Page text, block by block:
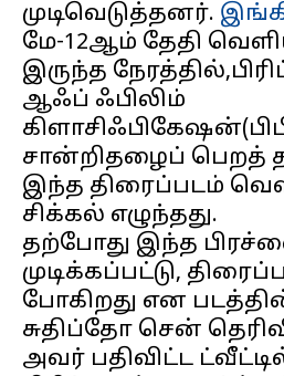
முடிவெடுத்தனர்.
மே-12ஆம் தேதி
இருந்த
ஆஃப் ஃபிலிம்
சான்றிதழைப் பெறத்
இந்த திரைப்படம்
சிக்கல் எழுந்தது.
தற்போது இந்த
முடிக்கப்பட்டு,
போகிறது என
சுதிப்தோ சென்
அவர் பதிவிட்ட